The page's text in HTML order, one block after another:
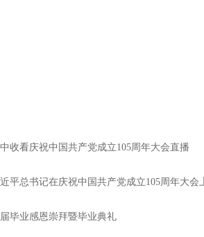
收看庆祝中国共产党成立105周年大会直播
平总书记在庆祝中国共产党成立105周年大会
毕业感恩崇拜暨毕业典礼